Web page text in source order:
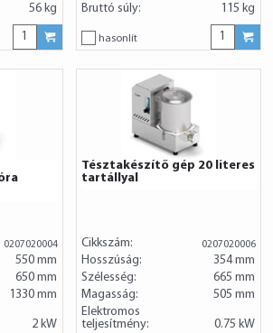
56 kg
Bruttó súly:
115 kg
hasonlít
0207020004
550 mm
650 mm
1330 mm
2 kW
Tésztakészítő gép 20 literes
tartállyal
Cikkszám: 0207020006
Hosszúság:
354 mm
Szélesség:
665 mm
Magasság:
505 mm
Elektromos
teljesítmény:
0.75 kW